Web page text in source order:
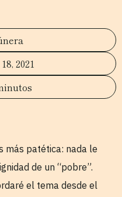
2021
más patética: nada le
de un “pobre”.
el tema desde el